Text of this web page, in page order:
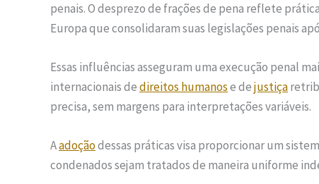
penais. O desprezo de frações de pena reflete
Europa que consolidaram suas legislações penais
Essas influências asseguram uma execução penal
internacionais dedireitos humanose dejustiça
precisa, sem margens para interpretações variáveis.
Aadoçãodessas práticas visa proporcionar um
condenados sejam tratados de maneira uniforme